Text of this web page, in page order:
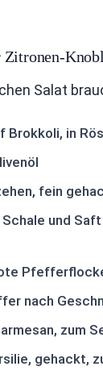
Zitronen-
Salat
Brokkoli, in
fein
und
nach
zum
gehackt,